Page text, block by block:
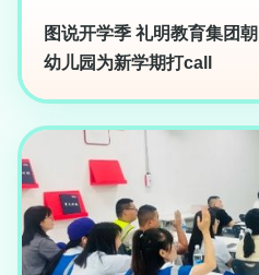
图说开学季 礼明教育集团
幼儿园为新学期打call